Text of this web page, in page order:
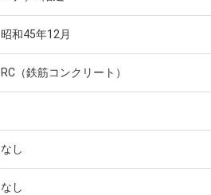
昭和45年12月
RC（鉄筋コンクリート）
なし
なし